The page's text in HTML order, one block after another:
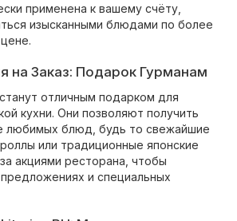
применена к вашему счёту,
изысканными блюдами по более
на Заказ: Подарок Гурманам
отличным подарком для
кухни. Они позволяют получить
любимых блюд, будь то свежайшие
или традиционные японские
акциями ресторана, чтобы
и специальных